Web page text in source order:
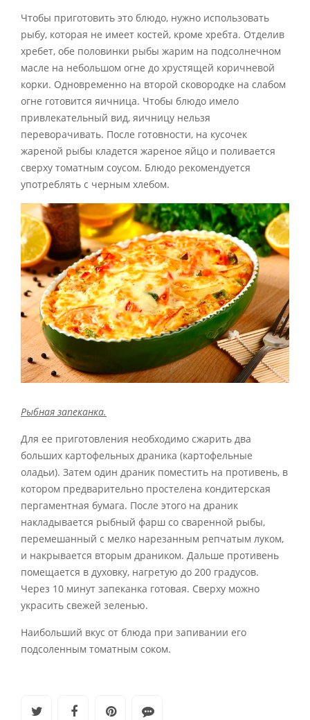
Чтобы приготовить это блюдо, нужно использовать
рыбу, которая не имеет костей, кроме хребта. Отделив
хребет, обе половинки рыбы жарим на подсолнечном
масле на небольшом огне до хрустящей коричневой
корки. Одновременно на второй сковородке на слабом
огне готовится яичница. Чтобы блюдо имело
привлекательный вид, яичницу нельзя
переворачивать. После готовности, на кусочек
жареной рыбы кладется жареное яйцо и поливается
сверху томатным соусом. Блюдо рекомендуется
употреблять с черным хлебом.
Рыбная запеканка.
Для ее приготовления необходимо сжарить два
больших картофельных драника (картофельные
оладьи). Затем один драник поместить на противень, в
котором предварительно простелена кондитерская
пергаментная бумага. После этого на драник
накладывается рыбный фарш со сваренной рыбы,
перемешанный с мелко нарезанным репчатым луком,
и накрывается вторым драником. Дальше противень
помещается в духовку, нагретую до 200 градусов.
Через 10 минут запеканка готовая. Сверху можно
украсить свежей зеленью.
Наибольший вкус от блюда при запивании его
подсоленным томатным соком.